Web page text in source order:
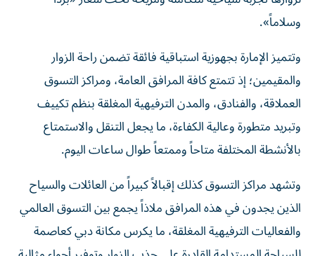
وسلاماً».
وتتميز الإمارة بجهوزية استباقية فائقة تضمن راحة الزوار
والمقيمين؛ إذ تتمتع كافة المرافق العامة، ومراكز التسوق
العملاقة، والفنادق، والمدن الترفيهية المغلقة بنظم تكييف
وتبريد متطورة وعالية الكفاءة، ما يجعل التنقل والاستمتاع
بالأنشطة المختلفة متاحاً وممتعاً طوال ساعات اليوم.
وتشهد مراكز التسوق كذلك إقبالاً كبيراً من العائلات والسياح
الذين يجدون في هذه المرافق ملاذاً يجمع بين التسوق العالمي
والفعاليات الترفيهية المغلقة، ما يكرس مكانة دبي كعاصمة